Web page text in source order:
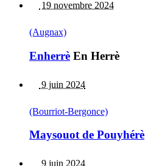
19 novembre 2024
(Augnax)
Enherrè En Herrè
9 juin 2024
(Bourriot-Bergonce)
Maysouot de Pouyhérè
9 juin 2024